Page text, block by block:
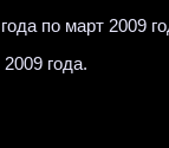
по март 2009
года.